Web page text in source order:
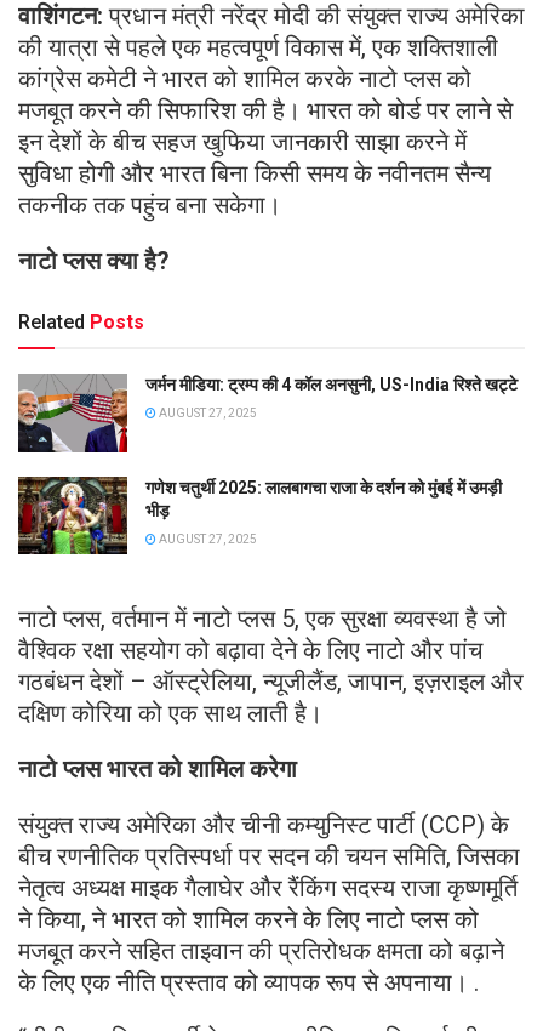
वाशिंगटन: प्रधान मंत्री नरेंद्र मोदी की संयुक्त राज्य अमेरिका
की यात्रा से पहले एक महत्वपूर्ण विकास में, एक शक्तिशाली
कांग्रेस कमेटी ने भारत को शामिल करके नाटो प्लस को
मजबूत करने की सिफारिश की है। भारत को बोर्ड पर लाने से
इन देशों के बीच सहज खुफिया जानकारी साझा करने में
सुविधा होगी और भारत बिना किसी समय के नवीनतम सैन्य
तकनीक तक पहुंच बना सकेगा।
नाटो प्लस क्या है?
Related Posts
जर्मन मीडिया: ट्रम्प की 4 कॉल अनसुनी, US-India रिश्ते खट्टे
AUGUST 27, 2025
गणेश चतुर्थी 2025: लालबागचा राजा के दर्शन को मुंबई में उमड़ी
भीड़
AUGUST 27, 2025
नाटो प्लस, वर्तमान में नाटो प्लस 5, एक सुरक्षा व्यवस्था है जो
वैश्विक रक्षा सहयोग को बढ़ावा देने के लिए नाटो और पांच
गठबंधन देशों – ऑस्ट्रेलिया, न्यूजीलैंड, जापान, इज़राइल और
दक्षिण कोरिया को एक साथ लाती है।
नाटो प्लस भारत को शामिल करेगा
संयुक्त राज्य अमेरिका और चीनी कम्युनिस्ट पार्टी (CCP) के
बीच रणनीतिक प्रतिस्पर्धा पर सदन की चयन समिति, जिसका
नेतृत्व अध्यक्ष माइक गैलाघेर और रैंकिंग सदस्य राजा कृष्णमूर्ति
ने किया, ने भारत को शामिल करने के लिए नाटो प्लस को
मजबूत करने सहित ताइवान की प्रतिरोधक क्षमता को बढ़ाने
के लिए एक नीति प्रस्ताव को व्यापक रूप से अपनाया। .